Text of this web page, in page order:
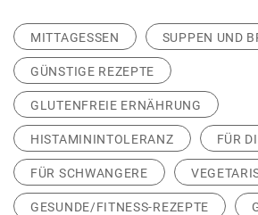
MITTAGESSEN SUPPEN UND
GÜNSTIGE REZEPTE
GLUTENFREIE ERNÄHRUNG
HISTAMININTOLERANZ FÜR
FÜR SCHWANGERE
GESUNDE/FITNESS-REZEPTE